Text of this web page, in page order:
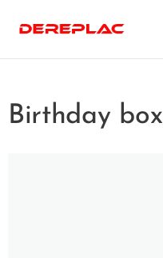
Birthday box